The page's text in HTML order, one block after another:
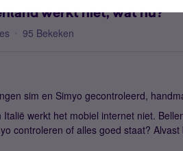
werkt niet, wat nu?
95 Bekeken
sim en Simyo gecontroleerd,
werkt het mobiel internet niet.
controleren of alles goed staat? Alvast